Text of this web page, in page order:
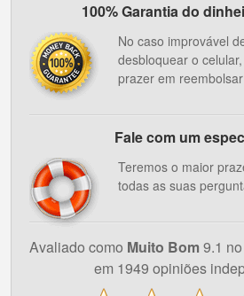
100% Garantia do
No caso improvável
desbloquear o
prazer em
Fale com um
Teremos o maior
todas as suas
Avaliado como Muito Bom9.1
em 1949 opiniões